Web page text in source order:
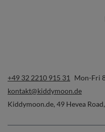
+49 32 2210 915 31
Mon-Fri
kontakt@kiddymoon.de
Kiddymoon.de, 49 Hevea Road,